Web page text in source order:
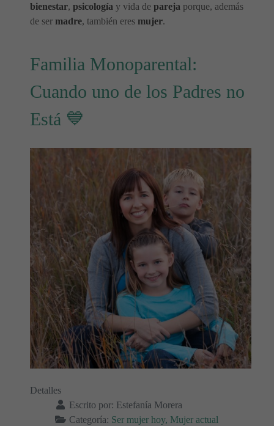
bienestar, psicología y vida de pareja porque, además
de ser madre, también eres mujer.
Familia Monoparental:
Cuando uno de los Padres no
Está 💙
Detalles
Escrito por: Estefanía Morera
Categoría: Ser mujer hoy, Mujer actual